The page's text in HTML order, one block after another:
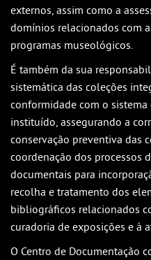
externos, assim como a
domínios relacionados com
programas museológicos.
É também da sua
sistemática das coleções
conformidade com o sistema
instituído, assegurando a
conservação preventiva das
coordenação dos processos
documentais para
recolha e tratamento dos
bibliográficos relacionados
curadoria de exposições e à
O Centro de Documentação